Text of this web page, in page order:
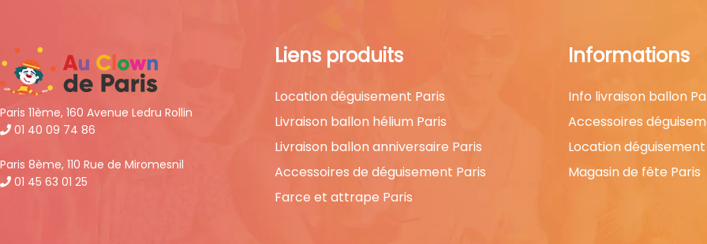
Paris 11ème, 160 Avenue Ledru Rollin
01 40 09 74 86
Paris 8ème, 110 Rue de Miromesnil
01 45 63 01 25
Liens produits
Location déguisement Paris
Livraison ballon hélium Paris
Livraison ballon anniversaire Paris
Accessoires de déguisement Paris
Farce et attrape Paris
Informations
Info livraison ballon
Accessoires
Location
Magasin de fête Paris